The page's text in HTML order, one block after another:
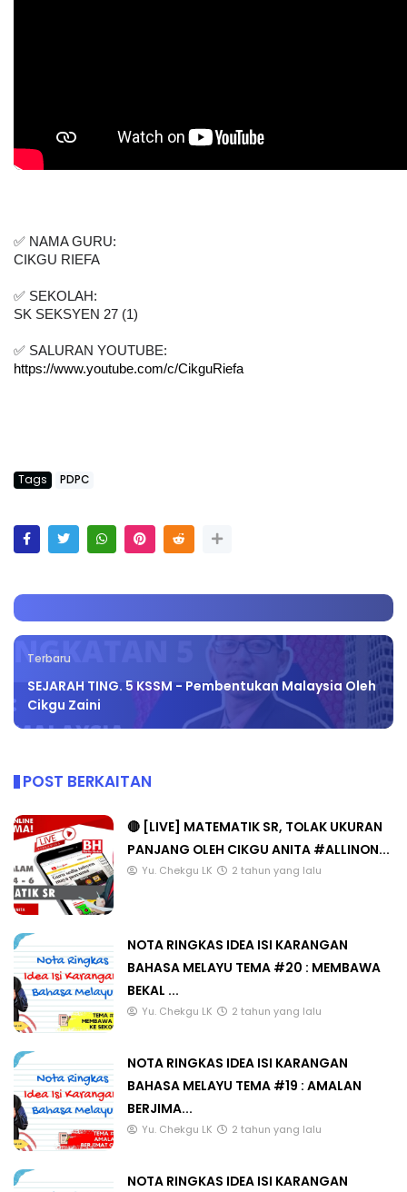
✅ NAMA GURU:
CIKGU RIEFA
✅ SEKOLAH:
SK SEKSYEN 27 (1)
✅ SALURAN YOUTUBE:
https://www.youtube.com/c/CikguRiefa
Tags PDPC
Terbaru
SEJARAH TING. 5 KSSM - Pembentukan Malaysia Oleh
Cikgu Zaini
POST BERKAITAN
🔴 [LIVE] MATEMATIK SR, TOLAK UKURAN
PANJANG OLEH CIKGU ANITA #ALLINON...
Yu. Chekgu LK 2 tahun yang lalu
NOTA RINGKAS IDEA ISI KARANGAN
BAHASA MELAYU TEMA #20 : MEMBAWA
BEKAL ...
Yu. Chekgu LK 2 tahun yang lalu
NOTA RINGKAS IDEA ISI KARANGAN
BAHASA MELAYU TEMA #19 : AMALAN
BERJIMA...
Yu. Chekgu LK 2 tahun yang lalu
NOTA RINGKAS IDEA ISI KARANGAN